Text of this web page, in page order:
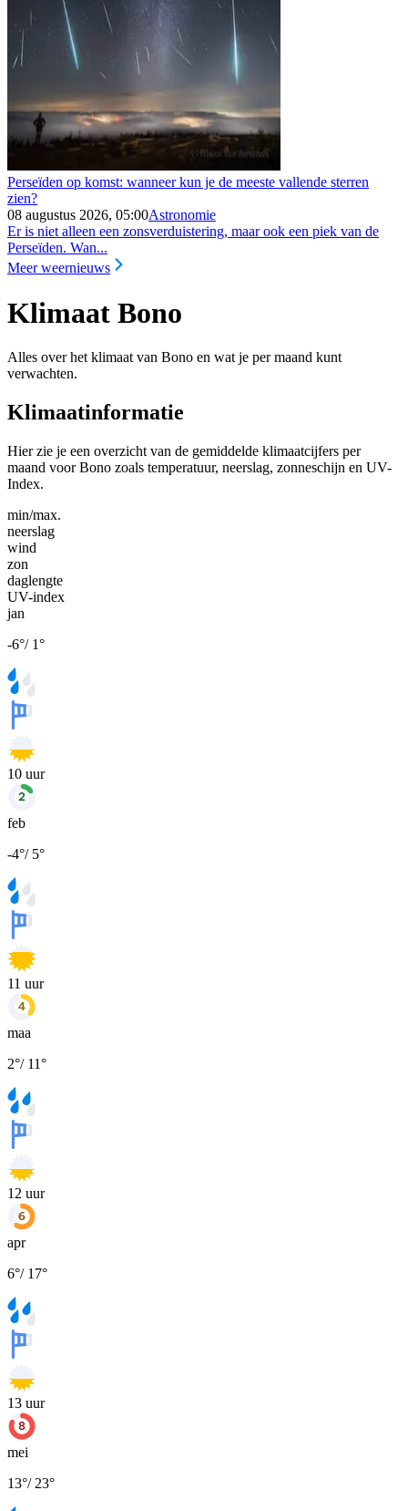
Perseïden op komst: wanneer kun je de meeste vallende sterren
zien?
08 augustus 2026, 05:00Astronomie
Er is niet alleen een zonsverduistering, maar ook een piek van de
Perseïden. Wan...
Meer weernieuws
Klimaat Bono
Alles over het klimaat van Bono en wat je per maand kunt
verwachten.
Klimaatinformatie
Hier zie je een overzicht van de gemiddelde klimaatcijfers per
maand voor Bono zoals temperatuur, neerslag, zonneschijn en UV-
Index.
min/max.
neerslag
wind
zon
daglengte
UV-index
jan
-6°/ 1°
10 uur
feb
-4°/ 5°
11 uur
maa
2°/ 11°
12 uur
apr
6°/ 17°
13 uur
mei
13°/ 23°